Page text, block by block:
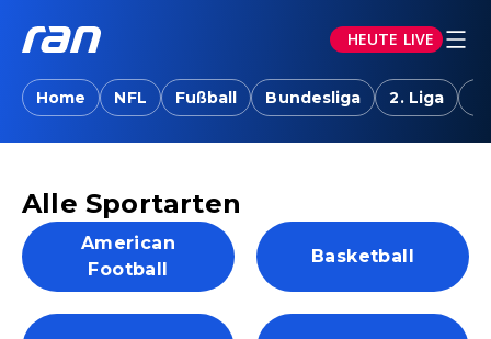
HEUTE LIVE
Home NFL Fußball Bundesliga 2. Liga
Alle Sportarten
American
Football
Basketball